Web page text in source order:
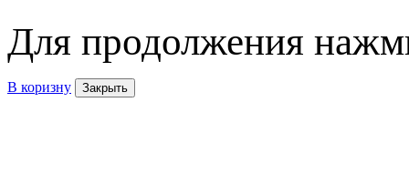
Для продолжения
В коризну Закрыть